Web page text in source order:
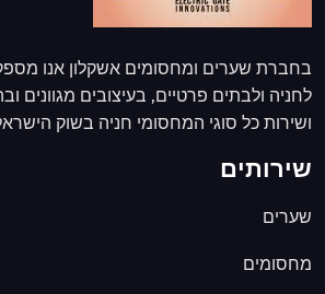
בחברת שערים ומחסומים אשקלון אנו
לחניה ולבתים פרטיים, בעיצובים מגוונים
ושירות כל סוגי המחסומי חניה בשוק
שירותים
שערים
מחסומים